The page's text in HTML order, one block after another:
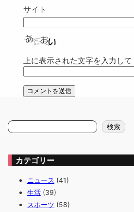
サイト
上に表示された文字を入力して
検
索
検索
カテゴリー
ニュース (41)
生活 (39)
スポーツ (58)